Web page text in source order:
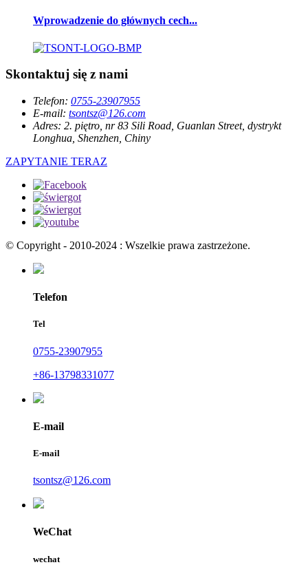
Wprowadzenie do głównych cech...
Skontaktuj się z nami
Telefon: 0755-23907955
E-mail: tsontsz@126.com
Adres: 2. piętro, nr 83 Sili Road, Guanlan Street, dystrykt
Longhua, Shenzhen, Chiny
ZAPYTANIE TERAZ
© Copyright - 2010-2024 : Wszelkie prawa zastrzeżone.
Telefon
Tel
0755-23907955
+86-13798331077
E-mail
E-mail
tsontsz@126.com
WeChat
wechat